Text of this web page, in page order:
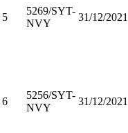
5
5269/SYT-
NVY
31/12/2021
6
5256/SYT-
NVY
31/12/2021